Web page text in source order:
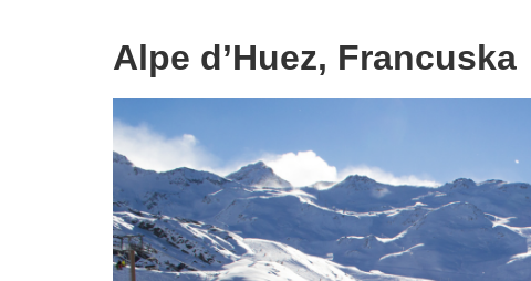
Alpe d’Huez, Francuska